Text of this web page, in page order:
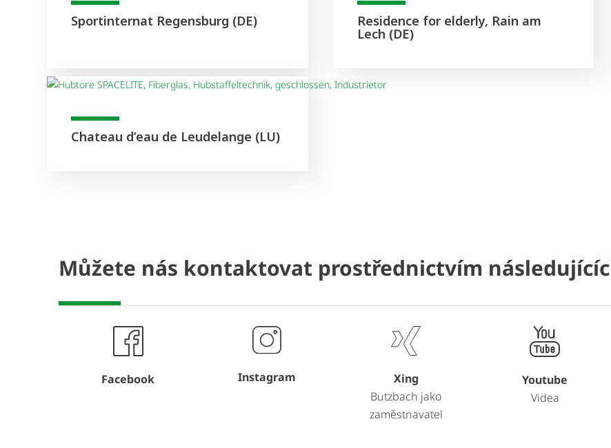
Sportinternat Regensburg (DE) Residence for elderly, Rain am
Lech (DE)
Chateau d’eau de Leudelange (LU)
Můžete nás kontaktovat prostřednictvím
Facebook Instagram
Xing
Butzbach jako
zaměstnavatel
Youtube
Videa